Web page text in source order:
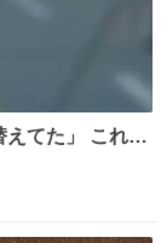
えてた」 これ実
かったら完全に